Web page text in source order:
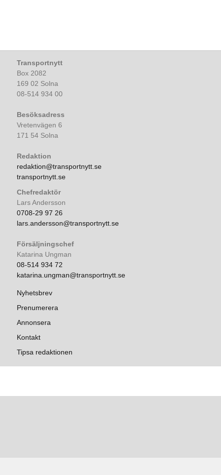
Transportnytt
Box 2082
169 02 Solna
08-514 934 00
Besöksadress
Vretenvägen 6
171 54 Solna
Redaktion
redaktion@transportnytt.se
transportnytt.se
Chefredaktör
Lars Andersson
0708-29 97 26
lars.andersson@transportnytt.se
Försäljningschef
Katarina Ungman
08-514 934 72
katarina.ungman@transportnytt.se
Nyhetsbrev
Prenumerera
Annonsera
Kontakt
Tipsa redaktionen